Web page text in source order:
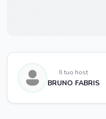
Il tuo host
BRUNO FABRIS